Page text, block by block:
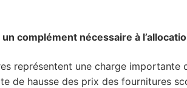
complément nécessaire à
représentent une charge
de hausse des prix des fournitures